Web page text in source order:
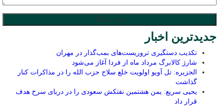
جدیدترین اخبار
تکذیب دستگیری تروریست‌های بمب‌گذار در مهران
شارژ کالابرگ مرداد ماه از فردا آغاز می‌شود
الجزیره: تل آویو اولویت خلع سلاح حزب الله را در مذاکرات کنار
گذاشت
یحیی سریع: یمن هشتمین نفتکش سعودی را در دریای سرخ هدف
قرار داد